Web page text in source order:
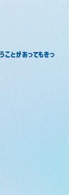
とがあってもきっ